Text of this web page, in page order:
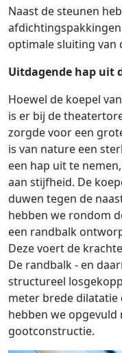
Naast de steunen
optimale sluiting van
Uitdagende hap uit
Hoewel de koepel
is er bij de
zorgde voor een
is van nature een
een hap uit te
aan stijfheid. De
duwen tegen de
hebben we rondom
een randbalk
Deze voert de
De randbalk - en
structureel
meter brede dilatatie
hebben we opgevuld
gootconstructie.